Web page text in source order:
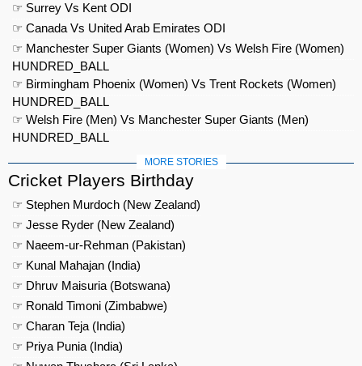
☞ Surrey Vs Kent ODI
☞ Canada Vs United Arab Emirates ODI
☞ Manchester Super Giants (Women) Vs Welsh Fire (Women)
HUNDRED_BALL
☞ Birmingham Phoenix (Women) Vs Trent Rockets (Women)
HUNDRED_BALL
☞ Welsh Fire (Men) Vs Manchester Super Giants (Men)
HUNDRED_BALL
MORE STORIES
Cricket Players Birthday
☞ Stephen Murdoch (New Zealand)
☞ Jesse Ryder (New Zealand)
☞ Naeem-ur-Rehman (Pakistan)
☞ Kunal Mahajan (India)
☞ Dhruv Maisuria (Botswana)
☞ Ronald Timoni (Zimbabwe)
☞ Charan Teja (India)
☞ Priya Punia (India)